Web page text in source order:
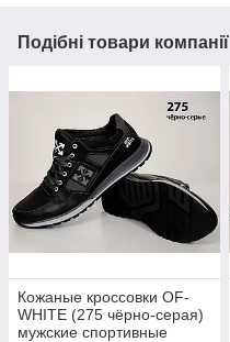
Подібні товари компанії
Кожаные кроссовки OF-
WHITE (275 чёрно-серая)
мужские спортивные